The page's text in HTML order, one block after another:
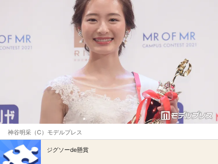
神谷明采（C）モデルプレス
ジグソーde懸賞